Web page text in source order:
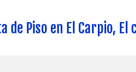
de Piso en El Carpio,